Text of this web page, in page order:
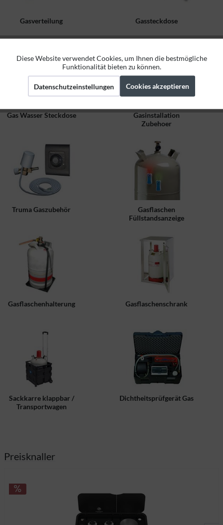
Gasverteilung Gassteckdose
Gas Wasser Steckdose
Gasinstallation
Zubehoer
Truma Gaszubehör
Gasflaschen
Füllstandsanzeige
Gasflaschenhalterung Gasflaschenschrank
Sackkarre klappbar /
Transportwagen
Dichtheitsprüfgerät Gas
Preisknaller
Funktionale Aktiv
Marketing Aktiv
Tracking Aktiv
Diese Website verwendet Cookies, um Ihnen die bestmögliche
Funktionalität bieten zu können.
Datenschutzeinstellungen Cookies akzeptieren